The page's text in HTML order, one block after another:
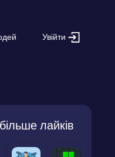
Увійти
лайків